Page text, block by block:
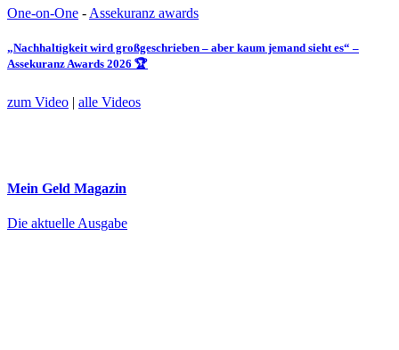
One-on-One - Assekuranz awards
„Nachhaltigkeit wird großgeschrieben – aber kaum jemand sieht es“ –
Assekuranz Awards 2026 🏆
zum Video | alle Videos
Mein Geld Magazin
Die aktuelle Ausgabe